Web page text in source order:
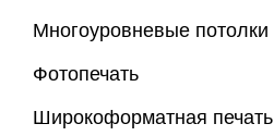
Многоуровневые потолки
Фотопечать
Широкоформатная печать